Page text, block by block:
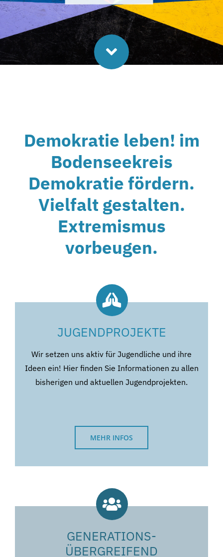
Demokratie leben! im
Bodenseekreis
Demokratie fördern.
Vielfalt gestalten.
Extremismus
vorbeugen.
JUGENDPROJEKTE
Wir setzen uns aktiv für Jugendliche und ihre
Ideen ein! Hier finden Sie Informationen zu allen
bisherigen und aktuellen Jugendprojekten.
MEHR INFOS
GENERATIONS-
ÜBERGREIFEND